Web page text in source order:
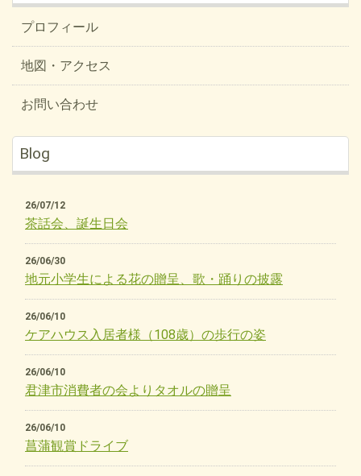
プロフィール
地図・アクセス
お問い合わせ
Blog
26/07/12
茶話会、誕生日会
26/06/30
地元小学生による花の贈呈、歌・踊りの披露
26/06/10
ケアハウス入居者様（108歳）の歩行の姿
26/06/10
君津市消費者の会よりタオルの贈呈
26/06/10
菖蒲観賞ドライブ